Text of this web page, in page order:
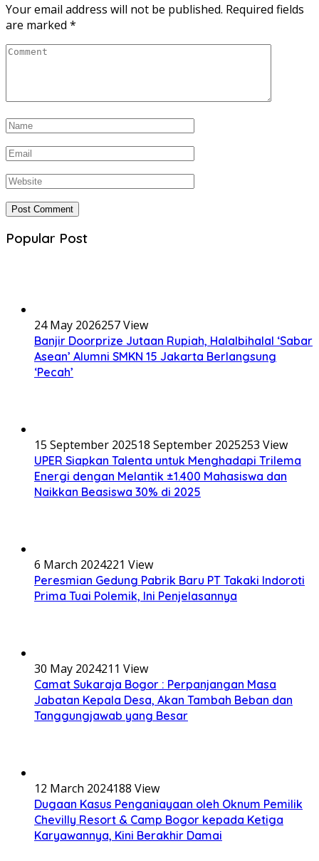
Your email address will not be published. Required fields
are marked *
Popular Post
24 May 2026257 View
Banjir Doorprize Jutaan Rupiah, Halalbihalal ‘Sabar
Asean’ Alumni SMKN 15 Jakarta Berlangsung
‘Pecah’
15 September 202518 September 2025253 View
UPER Siapkan Talenta untuk Menghadapi Trilema
Energi dengan Melantik ±1.400 Mahasiswa dan
Naikkan Beasiswa 30% di 2025
6 March 2024221 View
Peresmian Gedung Pabrik Baru PT Takaki Indoroti
Prima Tuai Polemik, Ini Penjelasannya
30 May 2024211 View
Camat Sukaraja Bogor : Perpanjangan Masa
Jabatan Kepala Desa, Akan Tambah Beban dan
Tanggungjawab yang Besar
12 March 2024188 View
Dugaan Kasus Penganiayaan oleh Oknum Pemilik
Chevilly Resort & Camp Bogor kepada Ketiga
Karyawannya, Kini Berakhir Damai